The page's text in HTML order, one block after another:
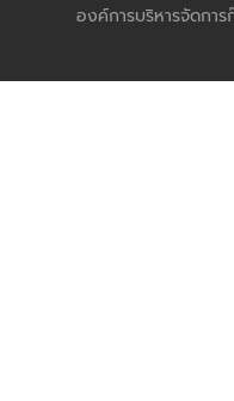
องค์การบริหารจัดกา